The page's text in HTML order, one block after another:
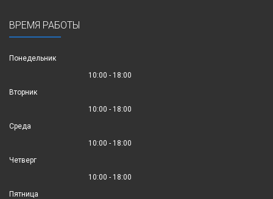
ВРЕМЯ РАБОТЫ
Понедельник
10:00 - 18:00
Вторник
10:00 - 18:00
Среда
10:00 - 18:00
Четверг
10:00 - 18:00
Пятница